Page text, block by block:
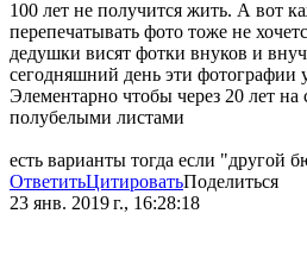
100 лет не получится жить. А вот
перепечатывать фото тоже не
дедушки висят фотки внуков и
сегодняшний день эти фотографии
Элементарно чтобы через 20 лет на
полубелыми листами
есть варианты тогда если "другой
ОтветитьЦитироватьПоделиться
23 янв. 2019 г., 16:28:18